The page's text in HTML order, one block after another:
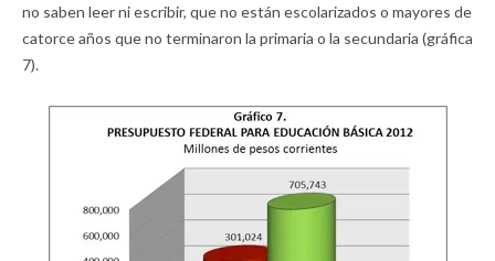
no saben leer ni escribir, que no están escolarizados o mayores de
catorce años que no terminaron la primaria o la secundaria (gráfica
7).